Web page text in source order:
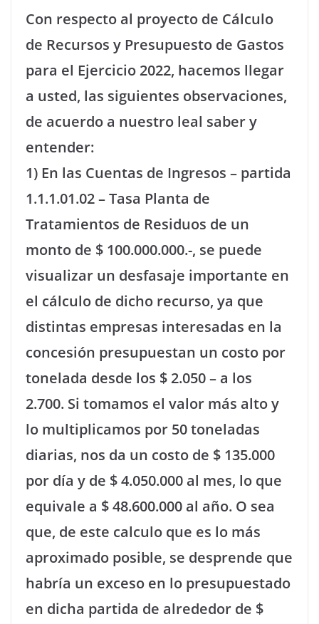
Con respecto al proyecto de Cálculo
de Recursos y Presupuesto de Gastos
para el Ejercicio 2022, hacemos llegar
a usted, las siguientes observaciones,
de acuerdo a nuestro leal saber y
entender:
1) En las Cuentas de Ingresos – partida
1.1.1.01.02 – Tasa Planta de
Tratamientos de Residuos de un
monto de $ 100.000.000.-, se puede
visualizar un desfasaje importante en
el cálculo de dicho recurso, ya que
distintas empresas interesadas en la
concesión presupuestan un costo por
tonelada desde los $ 2.050 – a los
2.700. Si tomamos el valor más alto y
lo multiplicamos por 50 toneladas
diarias, nos da un costo de $ 135.000
por día y de $ 4.050.000 al mes, lo que
equivale a $ 48.600.000 al año. O sea
que, de este calculo que es lo más
aproximado posible, se desprende que
habría un exceso en lo presupuestado
en dicha partida de alrededor de $